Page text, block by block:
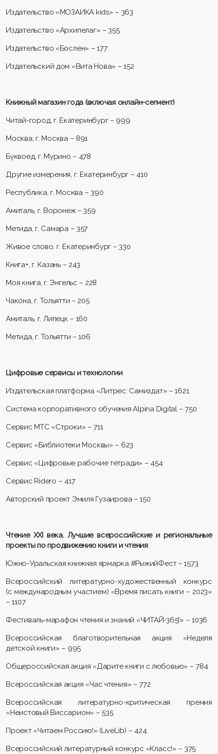
Издательство «МОЗАИКА kids» – 363
Издательство «Архипелаг» – 355
Издательство «Бослен» – 177
Издательский дом «Вита Нова» – 152
Книжный магазин года (включая онлайн-сегмент)
Читай-город, г. Екатеринбург – 999
Москва, г. Москва – 891
Буквоед, г. Мурино – 478
Другие измерения, г. Екатеринбург – 410
Республика, г. Москва – 390
Амиталь, г. Воронеж – 359
Метида, г. Самара – 357
Живое слово, г. Екатеринбург – 330
Книга+, г. Казань – 243
Моя книга, г. Энгельс – 228
Чакона, г. Тольятти – 205
Амиталь, г. Липецк – 160
Метида, г. Тольятти – 106
Цифровые сервисы и технологии
Издательская платформа «Литрес: Самиздат» – 1621
Система корпоративного обучения Alpina Digital – 750
Сервис МТС «Строки» – 711
Сервис «Библиотеки Москвы» – 623
Сервис «Цифровые рабочие тетради» – 454
Сервис Ridero – 417
Авторский проект Эмиля Гузаирова – 150
Чтение XXI века. Лучшие всероссийские и региональные
проекты по продвижению книги и чтения
Южно-Уральская книжная ярмарка #РыжийФест – 1573
Всероссийский литературно-художественный конкурс
(с международным участием) «Время писать книги – 2023»
– 1107
Фестиваль-марафон чтения и знаний «ЧИТАЙ-365!» – 1036
Всероссийская благотворительная акция «Неделя
детской книги» – 995
Общероссийская акция «Дарите книги с любовью» – 784
Всероссийская акция «Час чтения» – 772
Всероссийская литературно-критическая премия
«Неистовый Виссарион» – 535
Проект «Читаем Россию!» (LiveLib) – 424
Всероссийский литературный конкурс «Класс!» – 375